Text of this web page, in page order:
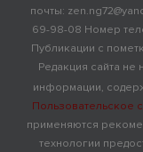
почты:
69-98-08 Номер
Публикации с
Редакция сайта не
информации,
Пользовательское
применяются
технологии